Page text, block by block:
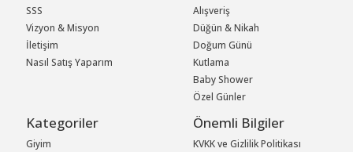
SSS
Vizyon & Misyon
İletişim
Nasıl Satış Yaparım
Alışveriş
Düğün & Nikah
Doğum Günü
Kutlama
Baby Shower
Özel Günler
Kategoriler
Giyim
Önemli Bilgiler
KVKK ve Gizlilik Politikası